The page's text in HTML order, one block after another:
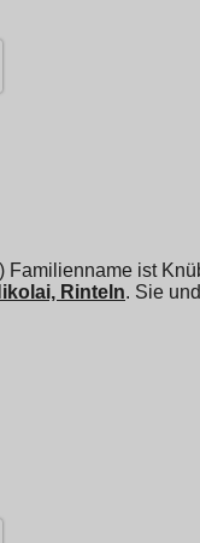
Familienname ist
Rinteln. Sie und